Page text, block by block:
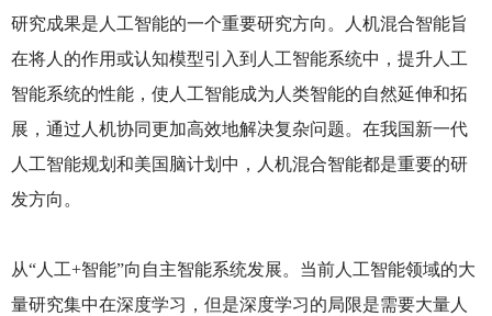
研究成果是人工智能的一个重要研究方向。人机混合智能旨
在将人的作用或认知模型引入到人工智能系统中，提升人工
智能系统的性能，使人工智能成为人类智能的自然延伸和拓
展，通过人机协同更加高效地解决复杂问题。在我国新一代
人工智能规划和美国脑计划中，人机混合智能都是重要的研
发方向。
从“人工+智能”向自主智能系统发展。当前人工智能领域的大
量研究集中在深度学习，但是深度学习的局限是需要大量人